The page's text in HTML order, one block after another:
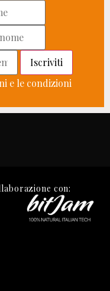
e le condizioni
con: